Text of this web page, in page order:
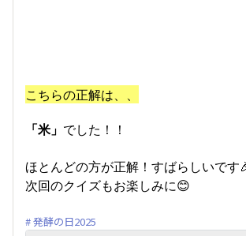
こちらの正解は、、
「米」 でした！！
ほとんどの方が正解！すばらしいです
次回のクイズもお楽しみに😊
発酵の日2025